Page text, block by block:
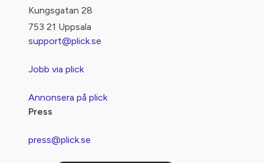
Kungsgatan 28
753 21 Uppsala
support@plick.se
Jobb via plick
Annonsera på plick
Press
press@plick.se